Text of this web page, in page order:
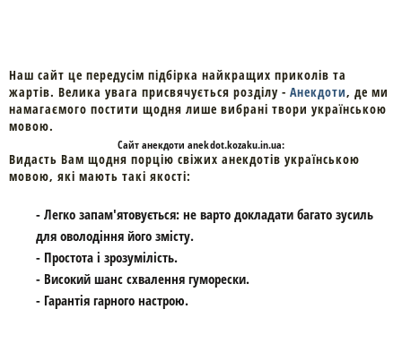
Наш сайт це передусім підбірка найкращих приколів та
жартів. Велика увага присвячується розділу - Анекдоти, де ми
намагаємого постити щодня лише вибрані твори українською
мовою.
Cайтанекдоти anekdot.kozaku.in.ua:
Видасть Вам щодня порцію свіжих анекдотів українською
мовою, які мають такі якості:
- Легко запам'ятовується: не варто докладати багато зусиль
для оволодіння його змісту.
- Простота і зрозумілість.
- Високий шанс схвалення гуморески.
- Гарантія гарного настрою.